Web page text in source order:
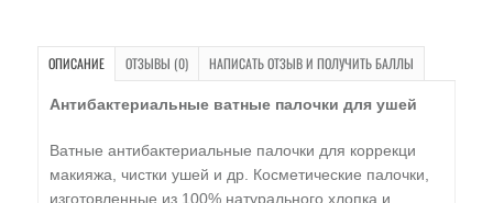
ОПИСАНИЕ ОТЗЫВЫ (0) НАПИСАТЬ ОТЗЫВ И ПОЛУЧИТЬ БАЛЛЫ
Антибактериальные ватные палочки для ушей
Ватные антибактериальные палочки для коррекци
макияжа, чистки ушей и др. Косметические палочки,
изготовленные из 100% натурального хлопка и